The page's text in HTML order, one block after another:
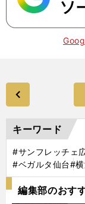
キーワード
#サンフレッチェ
#ベガルタ仙台#
編集部のおす